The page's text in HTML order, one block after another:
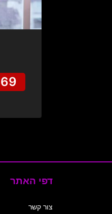
דפי האתר
צור קשר